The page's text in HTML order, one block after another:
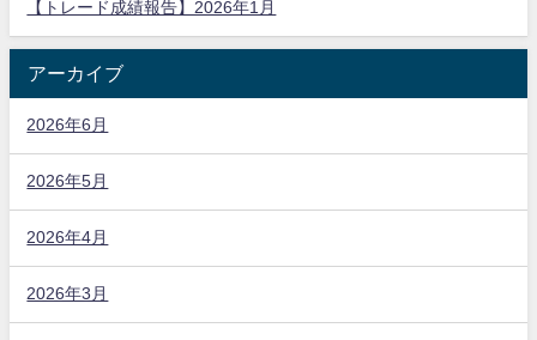
【トレード成績報告】2026年1月
アーカイブ
2026年6月
2026年5月
2026年4月
2026年3月